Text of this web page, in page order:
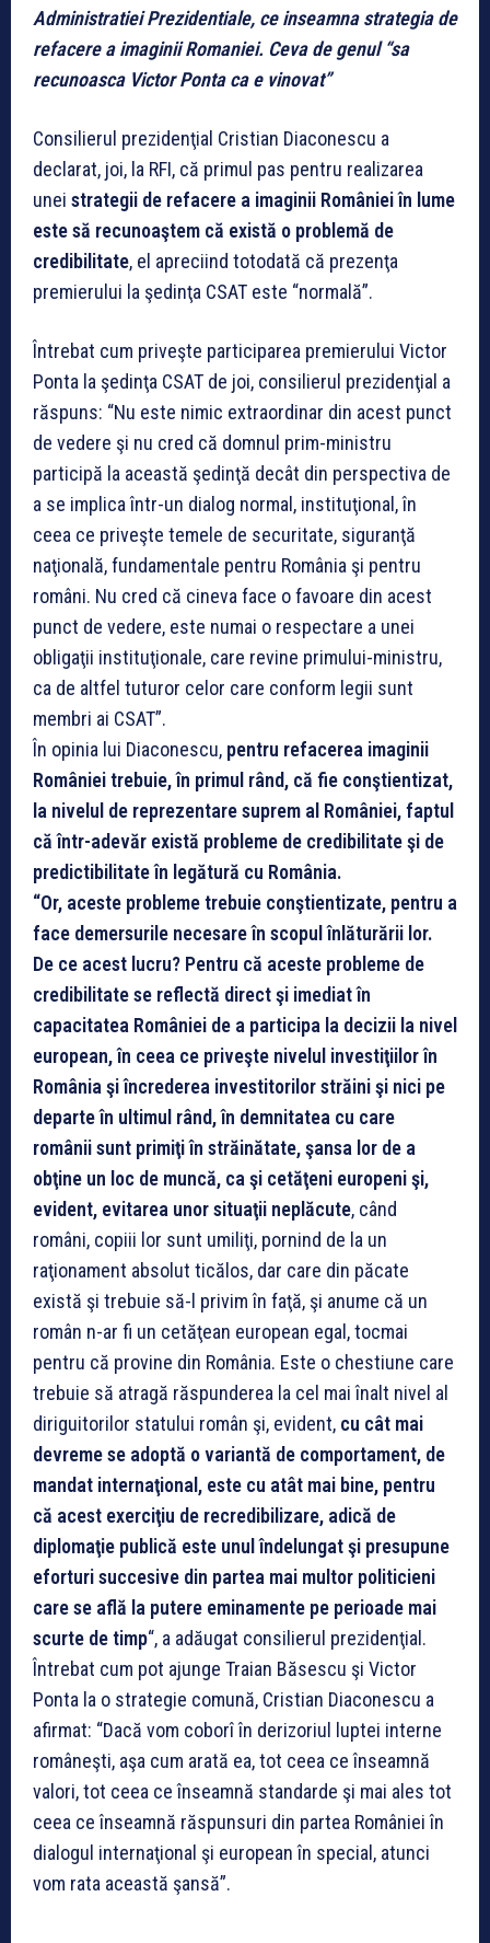
Administratiei Prezidentiale, ce inseamna strategia de
refacere a imaginii Romaniei. Ceva de genul “sa
recunoasca Victor Ponta ca e vinovat”
Consilierul prezidenţial Cristian Diaconescu a
declarat, joi, la RFI, că primul pas pentru realizarea
unei strategii de refacere a imaginii României în lume
este să recunoaştem că există o problemă de
credibilitate, el apreciind totodată că prezenţa
premierului la şedinţa CSAT este “normală”.
Întrebat cum priveşte participarea premierului Victor
Ponta la şedinţa CSAT de joi, consilierul prezidenţial a
răspuns: “Nu este nimic extraordinar din acest punct
de vedere şi nu cred că domnul prim-ministru
participă la această şedinţă decât din perspectiva de
a se implica într-un dialog normal, instituţional, în
ceea ce priveşte temele de securitate, siguranţă
naţională, fundamentale pentru România şi pentru
români. Nu cred că cineva face o favoare din acest
punct de vedere, este numai o respectare a unei
obligaţii instituţionale, care revine primului-ministru,
ca de altfel tuturor celor care conform legii sunt
membri ai CSAT”.
În opinia lui Diaconescu, pentru refacerea imaginii
României trebuie, în primul rând, că fie conştientizat,
la nivelul de reprezentare suprem al României, faptul
că într-adevăr există probleme de credibilitate şi de
predictibilitate în legătură cu România.
“Or, aceste probleme trebuie conştientizate, pentru a
face demersurile necesare în scopul înlăturării lor.
De ce acest lucru? Pentru că aceste probleme de
credibilitate se reflectă direct şi imediat în
capacitatea României de a participa la decizii la nivel
european, în ceea ce priveşte nivelul investiţiilor în
România şi încrederea investitorilor străini şi nici pe
departe în ultimul rând, în demnitatea cu care
românii sunt primiţi în străinătate, şansa lor de a
obţine un loc de muncă, ca şi cetăţeni europeni şi,
evident, evitarea unor situaţii neplăcute, când
români, copiii lor sunt umiliţi, pornind de la un
raţionament absolut ticălos, dar care din păcate
există şi trebuie să-l privim în faţă, şi anume că un
român n-ar fi un cetăţean european egal, tocmai
pentru că provine din România. Este o chestiune care
trebuie să atragă răspunderea la cel mai înalt nivel al
diriguitorilor statului român şi, evident, cu cât mai
devreme se adoptă o variantă de comportament, de
mandat internaţional, este cu atât mai bine, pentru
că acest exerciţiu de recredibilizare, adică de
diplomaţie publică este unul îndelungat şi presupune
eforturi succesive din partea mai multor politicieni
care se află la putere eminamente pe perioade mai
scurte de timp“, a adăugat consilierul prezidenţial.
Întrebat cum pot ajunge Traian Băsescu şi Victor
Ponta la o strategie comună, Cristian Diaconescu a
afirmat: “Dacă vom coborî în derizoriul luptei interne
româneşti, aşa cum arată ea, tot ceea ce înseamnă
valori, tot ceea ce înseamnă standarde şi mai ales tot
ceea ce înseamnă răspunsuri din partea României în
dialogul internaţional şi european în special, atunci
vom rata această şansă”.